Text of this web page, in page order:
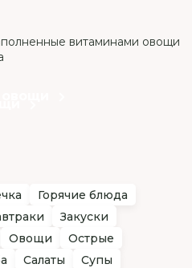
витаминами овощи
Горячие блюда
Закуски
Овощи
Острые
Салаты
Супы